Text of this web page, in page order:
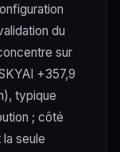
du
sur
+357,9
typique
; côté
seule